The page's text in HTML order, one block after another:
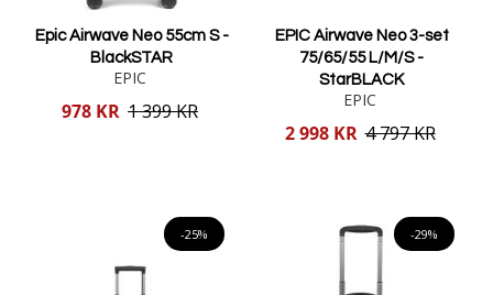
Epic Airwave Neo 55cm S -
BlackSTAR
EPIC
Reducerat
978 KR 1 399 KR
EPIC Airwave Neo 3-set
75/65/55 L/M/S -
StarBLACK
EPIC
Reducerat
2 998 KR 4 797 KR
-25% -29%